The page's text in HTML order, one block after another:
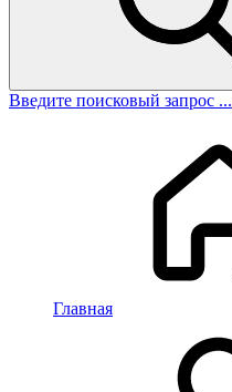
Введите поисковый запрос ...
Главная